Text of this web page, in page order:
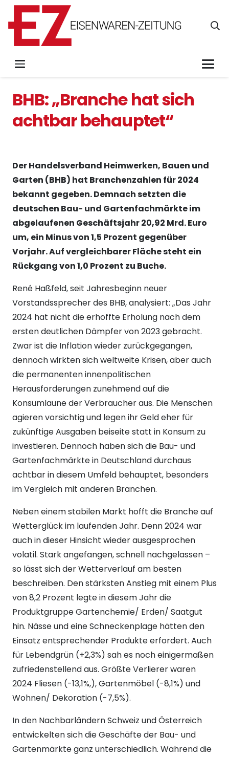
BHB: „Branche hat sich
achtbar behauptet“
Der Handelsverband Heimwerken, Bauen und
Garten (BHB) hat Branchenzahlen für 2024
bekannt gegeben. Demnach setzten die
deutschen Bau- und Gartenfachmärkte im
abgelaufenen Geschäftsjahr 20,92 Mrd. Euro
um, ein Minus von 1,5 Prozent gegenüber
Vorjahr. Auf vergleichbarer Fläche steht ein
Rückgang von 1,0 Prozent zu Buche.
René Haßfeld, seit Jahresbeginn neuer
Vorstandssprecher des BHB, analysiert: „Das Jahr
2024 hat nicht die erhoffte Erholung nach dem
ersten deutlichen Dämpfer von 2023 gebracht.
Zwar ist die Inflation wieder zurückgegangen,
dennoch wirkten sich weltweite Krisen, aber auch
die permanenten innenpolitischen
Herausforderungen zunehmend auf die
Konsumlaune der Verbraucher aus. Die Menschen
agieren vorsichtig und legen ihr Geld eher für
zukünftige Ausgaben beiseite statt in Konsum zu
investieren. Dennoch haben sich die Bau- und
Gartenfachmärkte in Deutschland durchaus
achtbar in diesem Umfeld behauptet, besonders
im Vergleich mit anderen Branchen.
Neben einem stabilen Markt hofft die Branche auf
Wetterglück im laufenden Jahr. Denn 2024 war
auch in dieser Hinsicht wieder ausgesprochen
volatil. Stark angefangen, schnell nachgelassen –
so lässt sich der Wetterverlauf am besten
beschreiben. Den stärksten Anstieg mit einem Plus
von 8,2 Prozent legte in diesem Jahr die
Produktgruppe Gartenchemie/ Erden/ Saatgut
hin. Nässe und eine Schneckenplage hätten den
Einsatz entsprechender Produkte erfordert. Auch
für Lebendgrün (+2,3%) sah es noch einigermaßen
zufriedenstellend aus. Größte Verlierer waren
2024 Fliesen (-13,1%,), Gartenmöbel (-8,1%) und
Wohnen/ Dekoration (-7,5%).
In den Nachbarländern Schweiz und Österreich
entwickelten sich die Geschäfte der Bau- und
Gartenmärkte ganz unterschiedlich. Während die